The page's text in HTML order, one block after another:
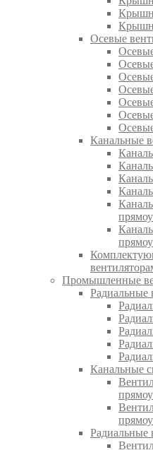
Осевые
Канальные
Промышленные
Радиальные
Канальные
Радиальные